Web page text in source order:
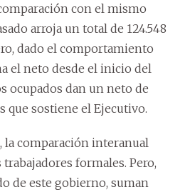
con el mismo
arroja un total de 124.548
dado el comportamiento
el neto desde el inicio del
ocupados dan un neto de
que sostiene el Ejecutivo.
la comparación interanual
trabajadores formales. Pero,
de este gobierno, suman